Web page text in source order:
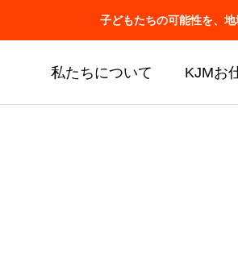
子どもたちの可能性を、
私たちについて KJMお